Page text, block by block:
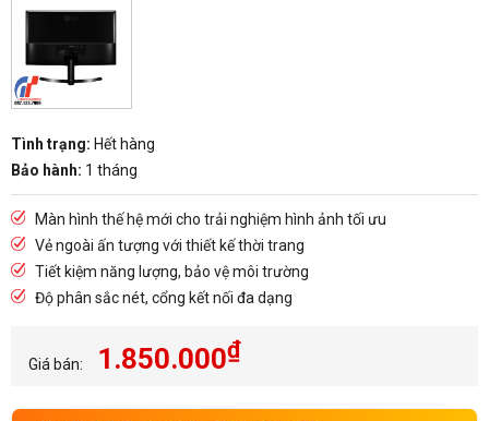
Tình trạng: Hết hàng
Bảo hành: 1 tháng
Màn hình thế hệ mới cho trải nghiệm hình ảnh tối ưu
Vẻ ngoài ấn tượng với thiết kế thời trang
Tiết kiệm năng lượng, bảo vệ môi trường
Độ phân sắc nét, cổng kết nối đa dạng
Giá bán: 1.850.000₫